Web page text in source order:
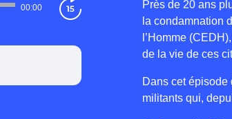
00:00
Près de 20 ans
la condamnation
l’Homme
de la vie de ces
Dans cet épisode
militants qui,